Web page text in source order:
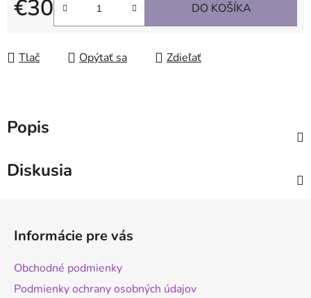
€30
Jednotková cena:
DO KOŠÍKA
Tlač Opýtať sa Zdieľať
Popis
Diskusia
Informácie pre vás
Obchodné podmienky
Podmienky ochrany osobných údajov